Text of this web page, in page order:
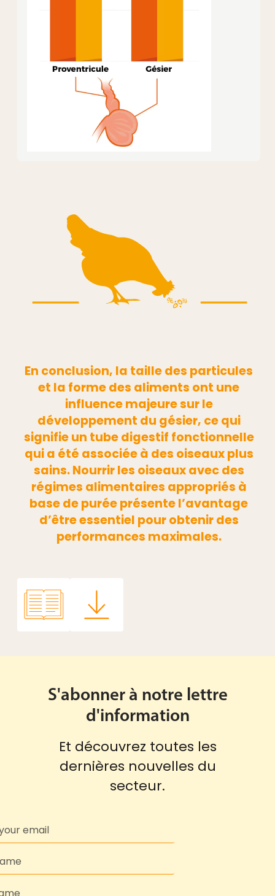
En conclusion, la taille des particules
et la forme des aliments ont une
influence majeure sur le
développement du gésier, ce qui
signifie un tube digestif fonctionnelle
qui a été associée à des oiseaux plus
sains. Nourrir les oiseaux avec des
régimes alimentaires appropriés à
base de purée présente l’avantage
d’être essentiel pour obtenir des
performances maximales.
S'abonner à notre lettre
d'information
Et découvrez toutes les
dernières nouvelles du
secteur.